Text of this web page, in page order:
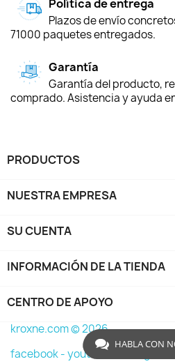
Política de entrega
Plazos de envío
71000 paquetes entregados.
Garantía
Garantía del producto,
comprado. Asistencia y ayuda
PRODUCTOS
NUESTRA EMPRESA
SU CUENTA
INFORMACIÓN DE LA TIENDA
CENTRO DE APOYO
kroxne.com © 2026
facebook -youtube -
HABLA CON